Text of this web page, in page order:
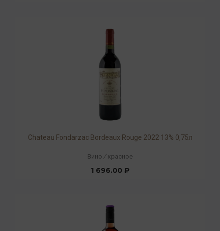
Chateau Fondarzac Bordeaux Rouge 2022 13% 0,75л
Вино / красное
1 696.00 ₽